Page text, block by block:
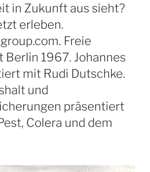
in Zukunft aus sieht?
erleben.
Freie
Berlin 1967. Johannes
mit Rudi Dutschke.
und
präsentiert
Colera und dem